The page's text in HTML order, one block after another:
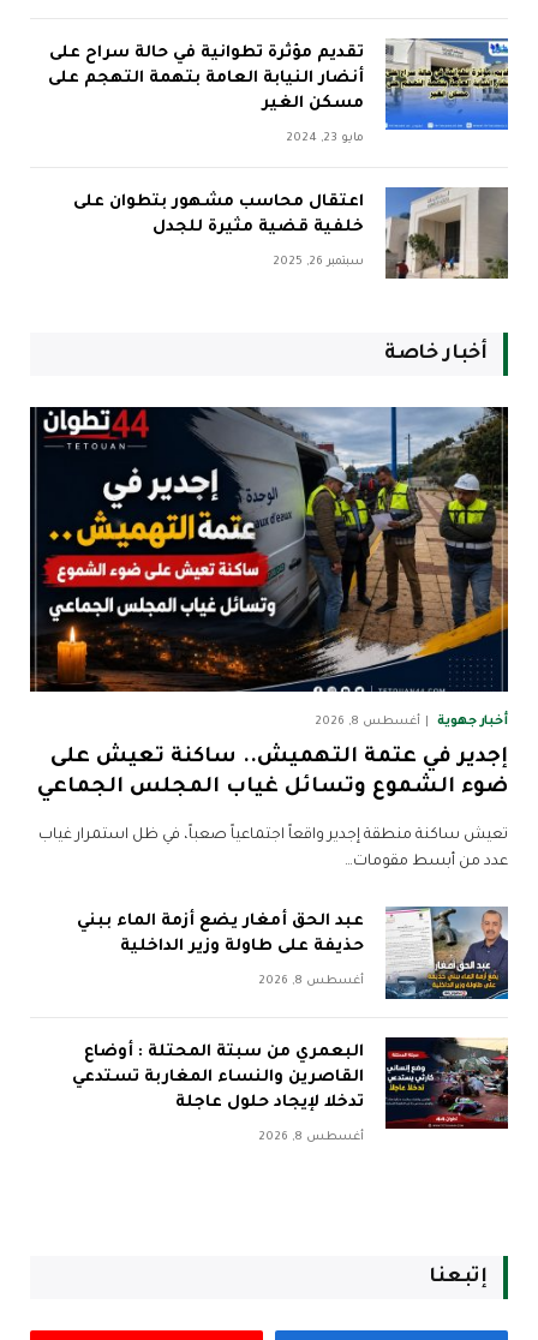
تقديم مؤثرة تطوانية في حالة سراح على
أنضار النيابة العامة بتهمة التهجم على
مسكن الغير
مايو 23, 2024
اعتقال محاسب مشهور بتطوان على
خلفية قضية مثيرة للجدل
سبتمبر 26, 2025
أخبار خاصة
أخبار جهوية أغسطس 8, 2026
إجدير في عتمة التهميش.. ساكنة تعيش على
ضوء الشموع وتسائل غياب المجلس الجماعي
تعيش ساكنة منطقة إجدير واقعاً اجتماعياً صعباً، في ظل استمرار غياب
عدد من أبسط مقومات…
عبد الحق أمغار يضع أزمة الماء ببني
حذيفة على طاولة وزير الداخلية
أغسطس 8, 2026
البعمري من سبتة المحتلة : أوضاع
القاصرين والنساء المغاربة تستدعي
تدخلا لإيجاد حلول عاجلة
أغسطس 8, 2026
إتبعنا